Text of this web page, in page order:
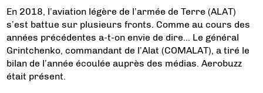
En 2018, l’aviation légère de l’armée de Terre (ALAT)
s’est battue sur plusieurs fronts. Comme au cours des
années précédentes a-t-on envie de dire… Le général
Grintchenko, commandant de l’Alat (COMALAT), a tiré le
bilan de l’année écoulée auprès des médias. Aerobuzz
était présent.